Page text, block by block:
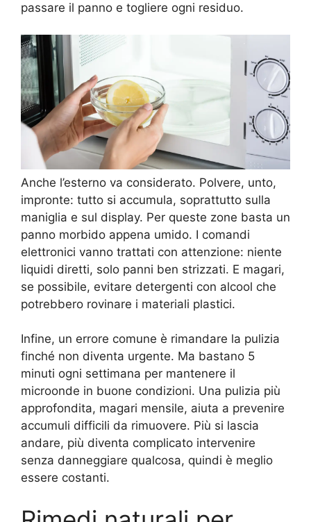
passare il panno e togliere ogni residuo.
Anche l’esterno va considerato. Polvere, unto,
impronte: tutto si accumula, soprattutto sulla
maniglia e sul display. Per queste zone basta un
panno morbido appena umido. I comandi
elettronici vanno trattati con attenzione: niente
liquidi diretti, solo panni ben strizzati. E magari,
se possibile, evitare detergenti con alcool che
potrebbero rovinare i materiali plastici.
Infine, un errore comune è rimandare la pulizia
finché non diventa urgente. Ma bastano 5
minuti ogni settimana per mantenere il
microonde in buone condizioni. Una pulizia più
approfondita, magari mensile, aiuta a prevenire
accumuli difficili da rimuovere. Più si lascia
andare, più diventa complicato intervenire
senza danneggiare qualcosa, quindi è meglio
essere costanti.